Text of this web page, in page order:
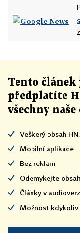
Tento článek
předplatíte
všechny naše
Veškerý obsah
Mobilní aplikace
Bez reklam
Odemykejte
Články v
Možnost kdykoliv